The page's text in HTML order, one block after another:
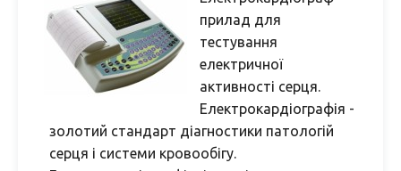
прилад для
тестування
електричної
активності серця.
Електрокардіографія -
золотий стандарт діагностики патологій
серця і системи кровообігу.